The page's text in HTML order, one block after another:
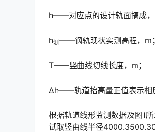
h——对应点的设计轨面搞成，
h测——钢轨现状实测高程，m；
T——竖曲线切线长度，m；
Δh——轨道抬高量正值表示相
根据轨道线形监测数据及图1
试取竖曲线半径